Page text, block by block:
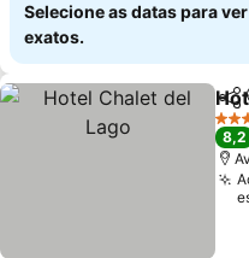
Selecione as datas para
exatos.
3
8,2